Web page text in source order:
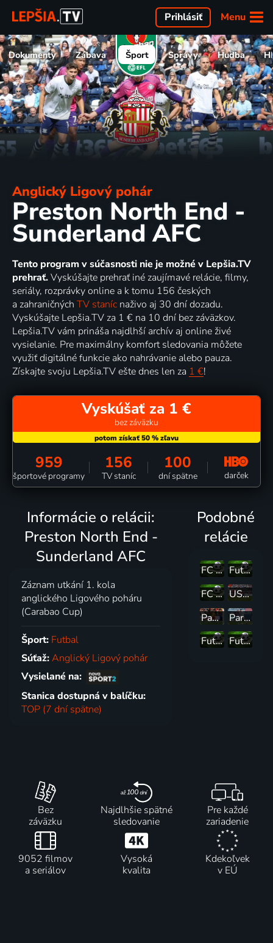
Menu
Prihlásiť
Dokumenty Zábava Šport Správy Hudba
Anglický Ligový pohár
Preston North End -
Sunderland AFC
Tento program v súčasnosti nie je možné v Lepšia.TV
prehrať.Vyskúšajte prehrať iné zaujímavé relácie, filmy,
seriály, rozprávky online a k tomu 156 českých
a zahraničných TV staníc naživo aj 30 dní dozadu.
Vyskúšajte Lepšia.TV za 1 € na 10 dní bez záväzkov.
Lepšia.TV vám prináša najdlhší archív aj online živé
vysielanie. Pre maximálny komfort sledovania môžete
využiť digitálné funkcie ako nahrávanie alebo pauza.
Získajte svoju Lepšia.TV ešte dnes len za 1 €!
Vyskúšať za 1 €
bez záväzku
959
športové programy
156
TV staníc
100
dní spätne darček
Informácie o relácii:
Preston North End -
Sunderland AFC
Záznam utkání 1. kola
anglického Ligového poháru
(Carabao Cup)
Šport: Futbal
Súťaž:Anglický Ligový pohár
Vysielané na:
Stanica dostupná v balíčku:
TOP (7 dní spätne)
Podobné
relácie
FC Pyunik (ARM) - Győri ETO FC (HUN)
Futbal - EURO 2025 (ženy) - EURO 2025 (ženy) - semifinále 1
FC Midtjylland (DEN) - Hibernian FC (SCO)
USL Dunkerque - EA Guingamp
Památné zápasy - Lyon vs. Lens ze sezóny 2001/02
Paris FC - SM Caen
Futbal - Predkolá LM / EL / KL 2025 - Európska liga / Konferenčná liga UEFA 2025/26 (2. predkolo): Anderlecht Brusel/Hibernians - Spartak Trnava
Futbal - MONACObet liga 2025/26 - MONACObet liga 2025/26 (1. kolo): FK Pohronie Žiar nad Hronom Dolná Ždaňa - OFK Dynamo Malženice
Bez
záväzku
Najdlhšie spätné
sledovanie
Pre každé
zariadenie
9052 filmov
a seriálov
Vysoká
kvalita
Kdekoľvek
v EÚ